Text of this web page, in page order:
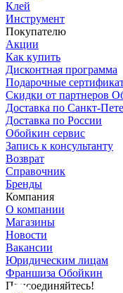
Клей
Инструмент
Покупателю
Акции
Как купить
Дисконтная программа
Подарочные
Скидки от партнеров
Доставка по Санкт-
Доставка по России
Обойкин сервис
Запись к консультанту
Возврат
Справочник
Бренды
Компания
О компании
Магазины
Новости
Вакансии
Юридическим лицам
Франшиза Обойкин
Присоединяйтесь!